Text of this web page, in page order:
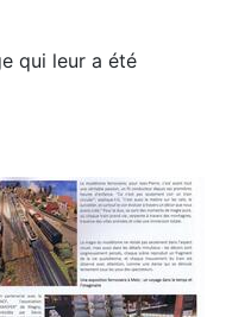
qui leur a été